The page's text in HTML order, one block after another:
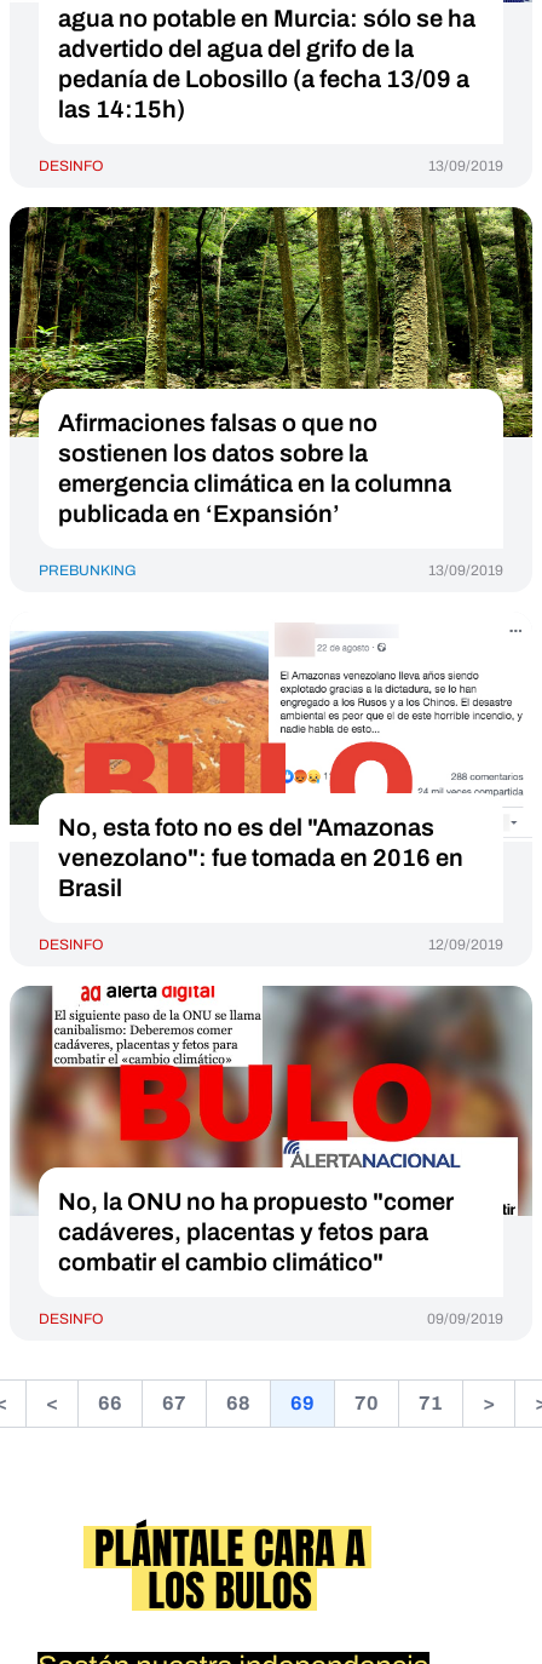
agua no potable en Murcia: sólo se ha
advertido del agua del grifo de la
pedanía de Lobosillo (a fecha 13/09 a
las 14:15h)
DESINFO 13/09/2019
Afirmaciones falsas o que no
sostienen los datos sobre la
emergencia climática en la columna
publicada en ‘Expansión’
PREBUNKING 13/09/2019
No, esta foto no es del "Amazonas
venezolano": fue tomada en 2016 en
Brasil
DESINFO 12/09/2019
No, la ONU no ha propuesto "comer
cadáveres, placentas y fetos para
combatir el cambio climático"
DESINFO 09/09/2019
< 66 67 68 69 70 71 >